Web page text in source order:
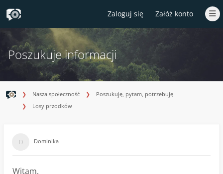
Zaloguj się Załóż konto
Poszukuje informacji
Nasza społeczność
Poszukuję, pytam, potrzebuję
Losy przodków
Dominika
Witam,